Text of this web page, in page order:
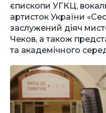
єпископи УГКЦ,
артисток України
заслужений діяч
Чеков, а також
та академічного